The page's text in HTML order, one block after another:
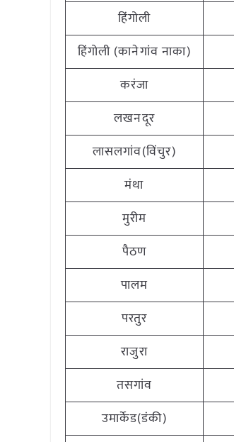
हिंगोली
हिंगोली (कानेगांव नाका)
करंजा
लखनदूर
लासलगांव(विंचुर)
मंथा
मुरीम
पैठण
पालम
परतुर
राजुरा
तसगांव
उमार्केड(डंकी)